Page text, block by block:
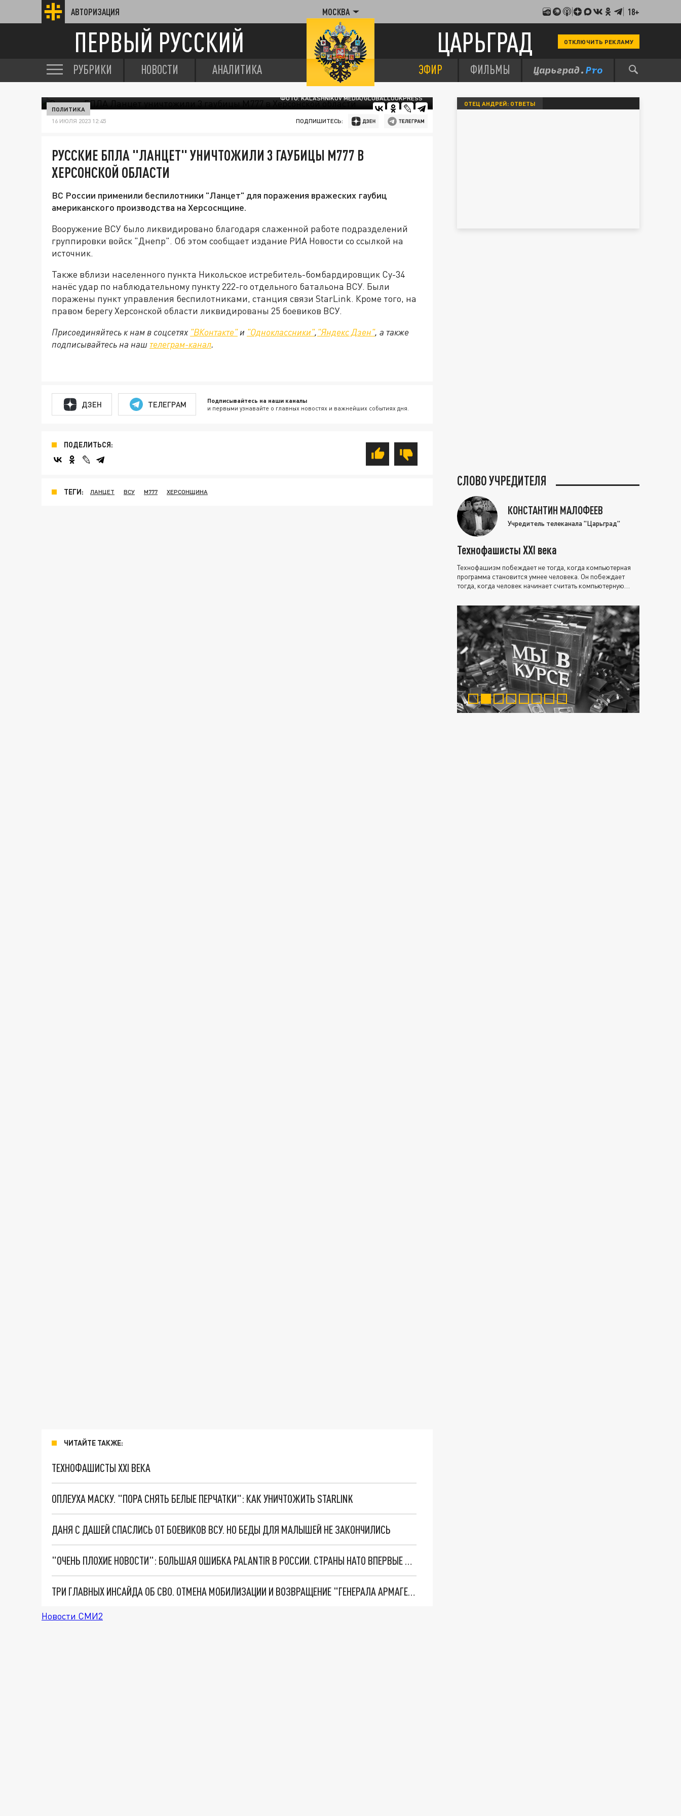
АВТОРИЗАЦИЯ МОСКВА 18+
ПЕРВЫЙ РУССКИЙ ЦАРЬГРАД ОТКЛЮЧИТЬ РЕКЛАМУ
РУБРИКИ НОВОСТИ АНАЛИТИКА ЭФИР ФИЛЬМЫ
ФОТО: KALASHNIKOV MEDIA/GLOBALLOOKPRESS
ПОЛИТИКА
16 ИЮЛЯ 2023 12:45 ПОДПИШИТЕСЬ:
РУССКИЕ БПЛА "ЛАНЦЕТ" УНИЧТОЖИЛИ 3 ГАУБИЦЫ М777 В
ХЕРСОНСКОЙ ОБЛАСТИ
ВС России применили беспилотники "Ланцет" для поражения вражеских гаубиц
американского производства на Херсоснщине.
Вооружение ВСУ было ликвидировано благодаря слаженной работе подразделений
группировки войск "Днепр". Об этом сообщает издание РИА Новости со ссылкой на
источник.
Также вблизи населенного пункта Никольское истребитель-бомбардировщик Су-34
нанёс удар по наблюдательному пункту 222-го отдельного батальона ВСУ. Были
поражены пункт управления беспилотниками, станция связи StarLink. Кроме того, на
правом берегу Херсонской области ликвидированы 25 боевиков ВСУ.
Присоединяйтесь к нам в соцсетях "ВКонтакте"и "Одноклассники","Яндекс Дзен", а также
подписывайтесь на наш телеграм-канал.
ДЗЕН ТЕЛЕГРАМ Подписывайтесь на наши каналы
и первыми узнавайте о главных новостях и важнейших событиях дня.
ПОДЕЛИТЬСЯ:
ТЕГИ: ЛАНЦЕТ ВСУ M777 ХЕРСОНЩИНА
ЧИТАЙТЕ ТАКЖЕ:
ТЕХНОФАШИСТЫ XXI ВЕКА
ОПЛЕУХА МАСКУ. "ПОРА СНЯТЬ БЕЛЫЕ ПЕРЧАТКИ": КАК УНИЧТОЖИТЬ STARLINK
ДАНЯ С ДАШЕЙ СПАСЛИСЬ ОТ БОЕВИКОВ ВСУ. НО БЕДЫ ДЛЯ МАЛЫШЕЙ НЕ ЗАКОНЧИЛИСЬ
"ОЧЕНЬ ПЛОХИЕ НОВОСТИ": БОЛЬШАЯ ОШИБКА PALANTIR В РОССИИ. СТРАНЫ НАТО ВПЕРВЫЕ ЗА СВО ОСТАНОВИЛИ ПОСТАВКИ ОРУЖИЯ. ВСУ ТЕРЯЮТ ПРИГРАНИЧЬЕ?
ТРИ ГЛАВНЫХ ИНСАЙДА ОБ СВО. ОТМЕНА МОБИЛИЗАЦИИ И ВОЗВРАЩЕНИЕ "ГЕНЕРАЛА АРМАГЕДДОНА"? ОТЛИЧНЫЕ НОВОСТИ, КОТОРЫЕ ЖДАЛИ ВСЕ
Новости СМИ2
ОТЕЦ АНДРЕЙ: ОТВЕТЫ
СЛОВО УЧРЕДИТЕЛЯ
КОНСТАНТИН МАЛОФЕЕВ
Учредитель телеканала "Царьград"
Технофашисты XXI века
Технофашизм побеждает не тогда, когда компьютерная
программа становится умнее человека. Он побеждает
тогда, когда человек начинает считать компьютерную